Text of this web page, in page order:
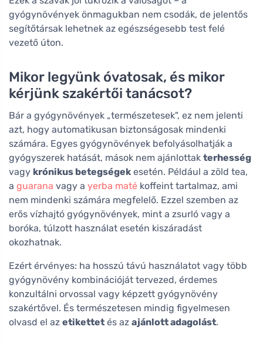
gyógynövények önmagukban nem csodák, de jelentős
segítőtársak lehetnek az egészségesebb test felé
vezető úton.
Mikor legyünk óvatosak, és mikor
kérjünk szakértői tanácsot?
Bár a gyógynövények „természetesek", ez nem jelenti
azt, hogy automatikusan biztonságosak mindenki
számára. Egyes gyógynövények befolyásolhatják a
gyógyszerek hatását, mások nem ajánlottak terhesség
vagy krónikus betegségek esetén. Például a zöld tea,
a guarana vagy a yerba maté koffeint tartalmaz, ami
nem mindenki számára megfelelő. Ezzel szemben az
erős vízhajtó gyógynövények, mint a zsurló vagy a
boróka, túlzott használat esetén kiszáradást
okozhatnak.
Ezért érvényes: ha hosszú távú használatot vagy több
gyógynövény kombinációját tervezed, érdemes
konzultálni orvossal vagy képzett gyógynövény
szakértővel. És természetesen mindig figyelmesen
olvasd el az etikettet és az ajánlott adagolást.